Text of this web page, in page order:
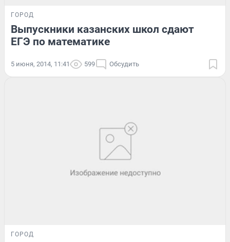
ГОРОД
Выпускники казанских школ сдают
ЕГЭ по математике
5 июня, 2014, 11:41 599 Обсудить
ГОРОД